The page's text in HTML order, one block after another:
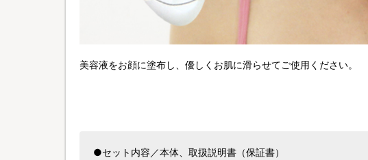
美容液をお顔に塗布し、優しくお肌に滑らせてご使用ください。
●セット内容／本体、取扱説明書（保証書）